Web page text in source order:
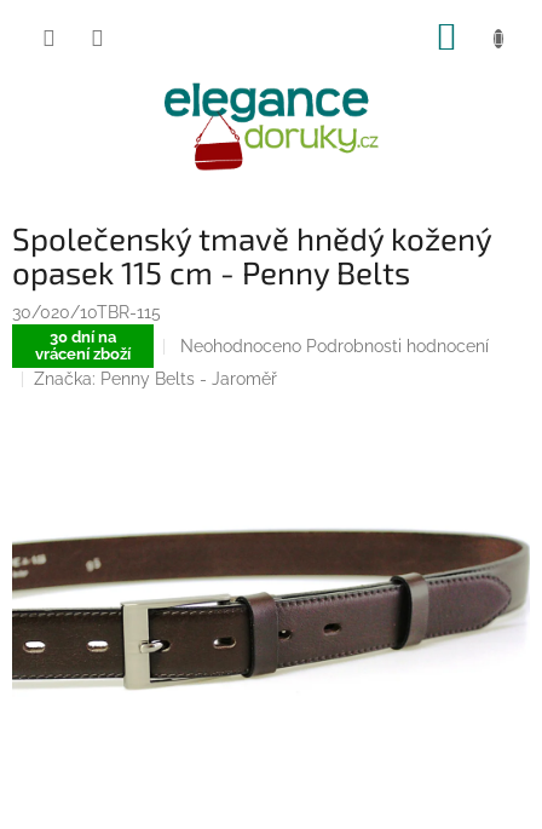
Společenský tmavě hnědý kožený
opasek 115 cm - Penny Belts
30/020/10TBR-115
30 dní na
vrácení zboží
Průměrné
hodnocení
produktu
Neohodnoceno Podrobnosti hodnocení
Značka: Penny Belts - Jaroměř